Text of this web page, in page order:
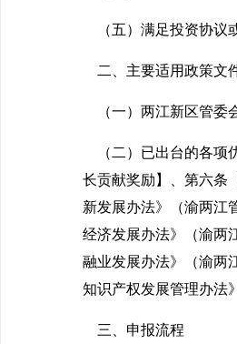
（五）满足投资协议
二、主要适用政策文
（一）两江新区管委
（二）已出台的各项
长贡献奖励】、第六条
新发展办法》（渝两江
经济发展办法》（渝两
融业发展办法》（渝两
知识产权发展管理办法
三、申报流程